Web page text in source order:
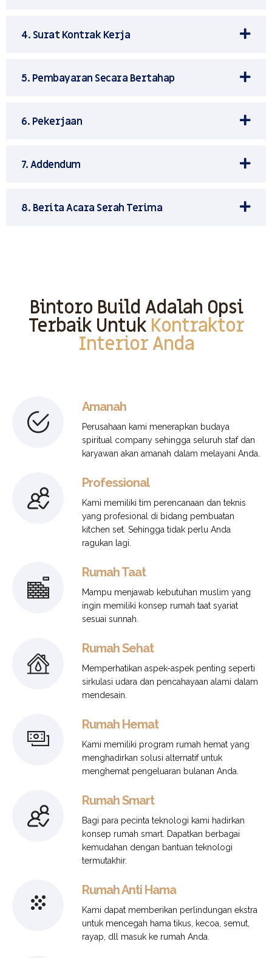
4. Surat Kontrak Kerja
5. Pembayaran Secara Bertahap
6. Pekerjaan
7. Addendum
8. Berita Acara Serah Terima
Bintoro Build Adalah Opsi
Terbaik Untuk Kontraktor
Interior Anda
Amanah
Perusahaan kami menerapkan budaya
spiritual company sehingga seluruh staf dan
karyawan akan amanah dalam melayani Anda.
Professional
Kami memiliki tim perencanaan dan teknis
yang profesional di bidang pembuatan
kitchen set. Sehingga tidak perlu Anda
ragukan lagi.
Rumah Taat
Mampu menjawab kebutuhan muslim yang
ingin memiliki konsep rumah taat syariat
sesuai sunnah.
Rumah Sehat
Memperhatikan aspek-aspek penting seperti
sirkulasi udara dan pencahayaan alami dalam
mendesain.
Rumah Hemat
Kami memiliki program rumah hemat yang
menghadirkan solusi alternatif untuk
menghemat pengeluaran bulanan Anda.
Rumah Smart
Bagi para pecinta teknologi kami hadirkan
konsep rumah smart. Dapatkan berbagai
kemudahan dengan bantuan teknologi
termutakhir.
Rumah Anti Hama
Kami dapat memberikan perlindungan ekstra
untuk mencegah hama tikus, kecoa, semut,
rayap, dll masuk ke rumah Anda.